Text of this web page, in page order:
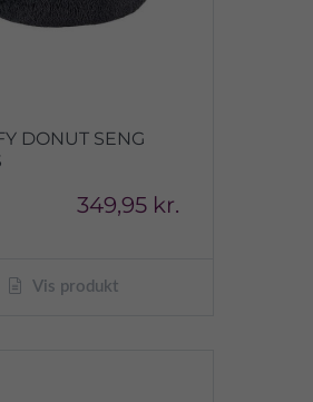
DONUT SENG
349,95 kr.
Vis produkt